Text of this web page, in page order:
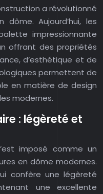
a révolutionné
Aujourd’hui, les
impressionnante
offrant des propriétés
d’esthétique et de
permettent de
en matière de design
modernes.
: légèreté et
imposé comme un
en dôme modernes.
confère une légèreté
une excellente